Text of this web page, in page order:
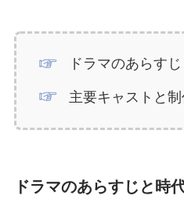
ドラマのあらす
主要キャストと
ドラマのあらすじと時